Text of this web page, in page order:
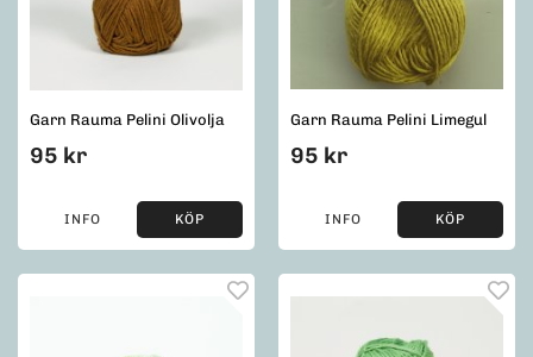
Garn Rauma Pelini Olivolja
95 kr
INFO KÖP
Garn Rauma Pelini Limegul
95 kr
INFO KÖP